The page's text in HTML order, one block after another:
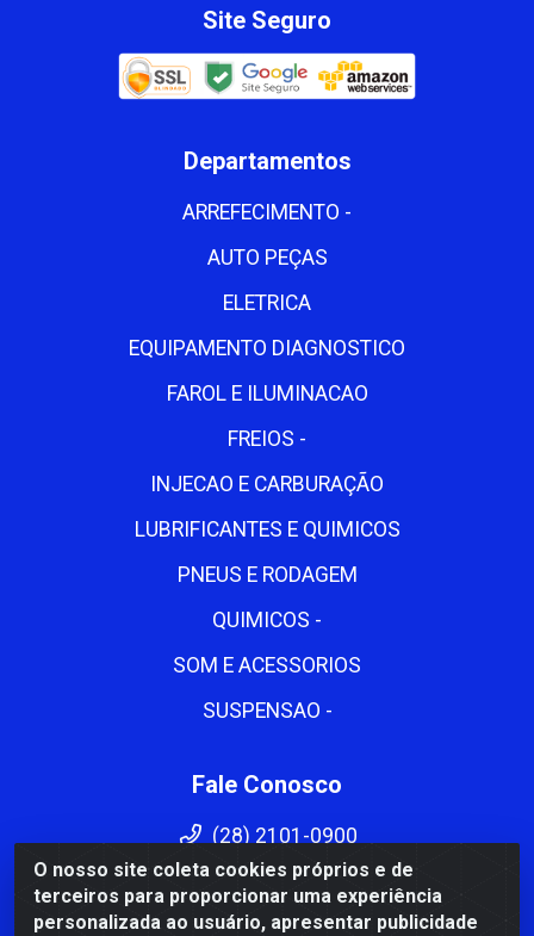
O nosso site coleta cookies próprios e de
terceiros para proporcionar uma experiência
personalizada ao usuário, apresentar publicidade
Site Seguro
Departamentos
ARREFECIMENTO -
AUTO PEÇAS
ELETRICA
EQUIPAMENTO DIAGNOSTICO
FAROL E ILUMINACAO
FREIOS -
INJECAO E CARBURAÇÃO
LUBRIFICANTES E QUIMICOS
PNEUS E RODAGEM
QUIMICOS -
SOM E ACESSORIOS
SUSPENSAO -
Fale Conosco
(28) 2101-0900
(28) 2101-0900
cema@cemadistribuidora.com.br